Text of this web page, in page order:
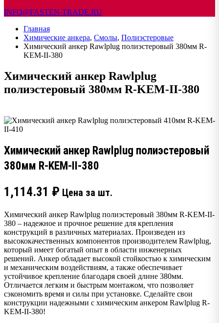
INFO@FASTEN-TRADE.RU
Главная
Химические анкера, Смолы, Полиэстеровые
Химический анкер Rawlplug полиэстеровый 380мм R-
KEM-II-380
Химический анкер Rawlplug
полиэстеровый 380мм R-KEM-II-380
Химический анкер Rawlplug полиэстеровый
380мм R-KEM-II-380
1,114.31 ₽ Цена за шт.
Химический анкер Rawlplug полиэстеровый 380мм R-KEM-II-
380 – надежное и прочное решение для крепления
конструкций в различных материалах. Произведен из
высококачественных компонентов производителем Rawlplug,
который имеет богатый опыт в области инженерных
решений. Анкер обладает высокой стойкостью к химическим
и механическим воздействиям, а также обеспечивает
устойчивое крепление благодаря своей длине 380мм.
Отличается легким и быстрым монтажом, что позволяет
сэкономить время и силы при установке. Сделайте свои
конструкции надежными с химическим анкером Rawlplug R-
KEM-II-380!